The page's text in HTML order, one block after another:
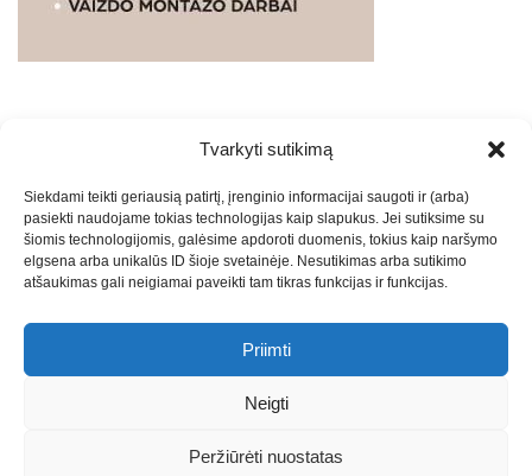
Tvarkyti sutikimą
Siekdami teikti geriausią patirtį, įrenginio informacijai saugoti ir (arba)
pasiekti naudojame tokias technologijas kaip slapukus. Jei sutiksime su
šiomis technologijomis, galėsime apdoroti duomenis, tokius kaip naršymo
elgsena arba unikalūs ID šioje svetainėje. Nesutikimas arba sutikimo
atšaukimas gali neigiamai paveikti tam tikras funkcijas ir funkcijas.
Priimti
Neigti
Peržiūrėti nuostatas
PASLAUGOS. SEO tekstų rašymas, turinio kūrimas,
straipsnių rašymas ir talpinimas į mūsų valdomas
svetaines.2026Armijai.LTTheme: Express News ByAdore
Themes.
Marketingo agentūra -Teisinės
-Saulius Narbutas
Regionų naujienos-